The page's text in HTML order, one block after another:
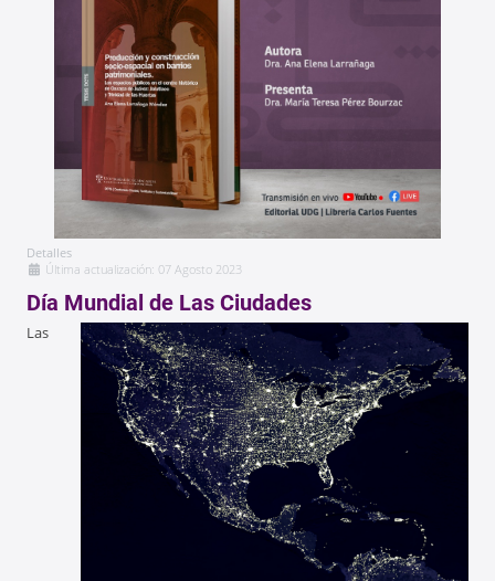
Detalles
Última actualización: 07 Agosto 2023
Día Mundial de Las Ciudades
Las